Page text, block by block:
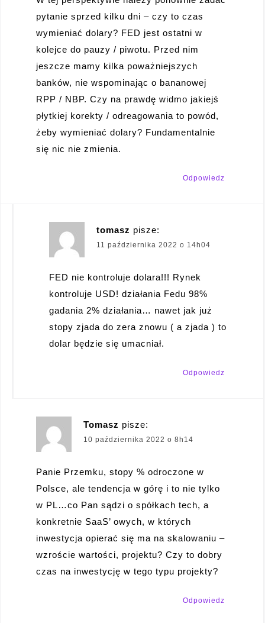
pytanie sprzed kilku dni – czy to czas
wymieniać dolary? FED jest ostatni w
kolejce do pauzy / piwotu. Przed nim
jeszcze mamy kilka poważniejszych
banków, nie wspominając o bananowej
RPP / NBP. Czy na prawdę widmo jakiejś
płytkiej korekty / odreagowania to powód,
żeby wymieniać dolary? Fundamentalnie
się nic nie zmienia.
Odpowiedz
tomasz pisze:
11 października 2022 o 14h04
FED nie kontroluje dolara!!! Rynek
kontroluje USD! działania Fedu 98%
gadania 2% działania… nawet jak już
stopy zjada do zera znowu ( a zjada ) to
dolar będzie się umacniał.
Odpowiedz
Tomasz pisze:
10 października 2022 o 8h14
Panie Przemku, stopy % odroczone w
Polsce, ale tendencja w górę i to nie tylko
w PL…co Pan sądzi o spółkach tech, a
konkretnie SaaS’ owych, w których
inwestycja opierać się ma na skalowaniu –
wzroście wartości, projektu? Czy to dobry
czas na inwestycję w tego typu projekty?
Odpowiedz